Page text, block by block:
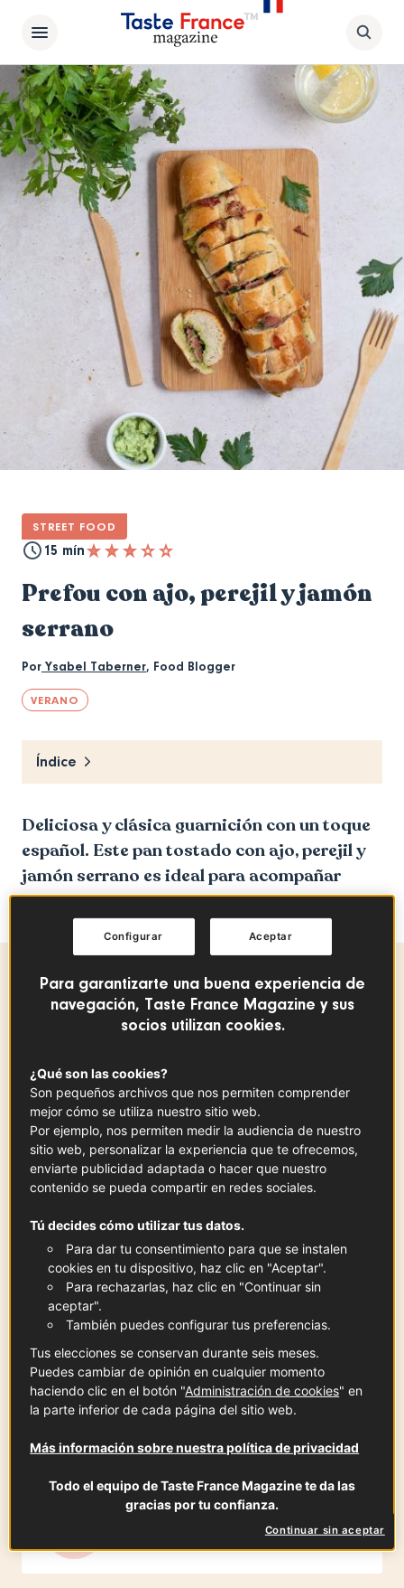
STREET FOOD
15 mín
Prefou con ajo, perejil y jamón
serrano
Por Ysabel Taberner, Food Blogger
VERANO
Índice
Deliciosa y clásica guarnición con un toque
español. Este pan tostado con ajo, perejil y
jamón serrano es ideal para acompañar
cualquier comida.
Ingredientespara - +
DOP
60gr Ver la ficha
Ajo blanco de Drôme IGP
2
dientes Ver la ficha
Baguette
x
Perejil fresco
Para garantizarte una buena experiencia de
navegación, Taste France Magazine y sus
socios utilizan cookies.
¿Qué son las cookies?
Son pequeños archivos que nos permiten comprender
mejor cómo se utiliza nuestro sitio web.
Por ejemplo, nos permiten medir la audiencia de nuestro
sitio web, personalizar la experiencia que te ofrecemos,
enviarte publicidad adaptada o hacer que nuestro
contenido se pueda compartir en redes sociales.
Tú decides cómo utilizar tus datos.
Para dar tu consentimiento para que se instalen
cookies en tu dispositivo, haz clic en "Aceptar".
Para rechazarlas, haz clic en "Continuar sin
aceptar".
También puedes configurar tus preferencias.
Tus elecciones se conservan durante seis meses.
Puedes cambiar de opinión en cualquier momento
haciendo clic en el botón "Administración de cookies" en
la parte inferior de cada página del sitio web.
Más información sobre nuestra política de privacidad
Todo el equipo de Taste France Magazine te da las
gracias por tu confianza.
Continuar sin aceptar
Aceptar
Configurar